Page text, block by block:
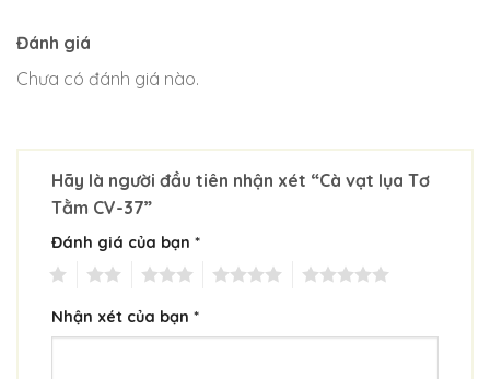
Đánh giá
Chưa có đánh giá nào.
Hãy là người đầu tiên nhận xét “Cà vạt lụa Tơ
Tằm CV-37”
Đánh giá của bạn *
Nhận xét của bạn *